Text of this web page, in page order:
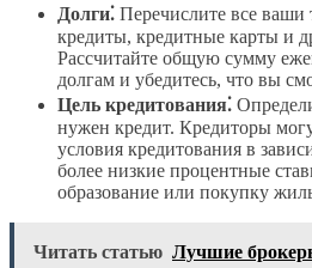
Долги⁚ Перечислите все
кредиты, кредитные карты и
Рассчитайте общую сумму
долгам и убедитесь, что вы
Цель кредитования⁚
нужен кредит. Кредиторы
условия кредитования в
более низкие процентные
образование или покупку
Читать статью Лучшие